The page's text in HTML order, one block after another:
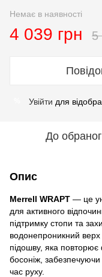
Немає в наявності
4 039 грн 5
Увійти для
До
Опис
Merrell WRAPT — це
для активного
підтримку стопи та
водонепроникний верх
підошву, яка повторює
босоніж, забезпечуючи
час руху.